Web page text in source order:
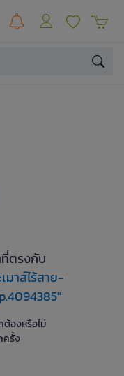
ตรงกับ
าส์ไร้สาย-
องหรือไม่
ครั้ง